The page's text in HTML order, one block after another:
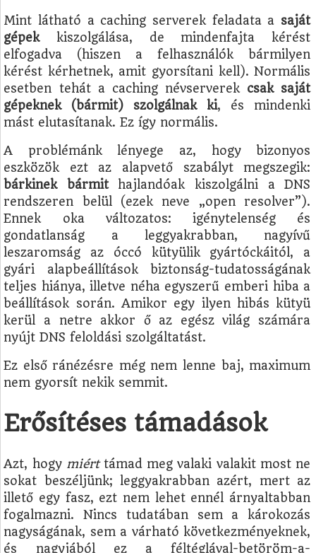
Mint látható a caching serverek feladata a saját
gépekkiszolgálása, de mindenfajta kérést
elfogadva (hiszen a felhasználók bármilyen
kérést kérhetnek, amit gyorsítani kell). Normális
esetben tehát a caching névserverek csak saját
gépeknek (bármit) szolgálnak ki, és mindenki
mást elutasítanak. Ez így normális.
A problémánk lényege az, hogy bizonyos
eszközök ezt az alapvető szabályt megszegik:
bárkinek bármithajlandóak kiszolgálni a DNS
rendszeren belül (ezek neve „open resolver”).
Ennek oka változatos: igénytelenség és
gondatlanság a leggyakrabban, nagyívű
leszaromság az óccó kütyülik gyártóckáitól, a
gyári alapbeállítások biztonság-tudatosságának
teljes hiánya, illetve néha egyszerű emberi hiba a
beállítások során. Amikor egy ilyen hibás kütyü
kerül a netre akkor ő az egész világ számára
nyújt DNS feloldási szolgáltatást.
Ez első ránézésre még nem lenne baj, maximum
nem gyorsít nekik semmit.
Erősítéses támadások
Azt, hogy miérttámad meg valaki valakit most ne
sokat beszéljünk; leggyakrabban azért, mert az
illető egy fasz, ezt nem lehet ennél árnyaltabban
fogalmazni. Nincs tudatában sem a károkozás
nagyságának, sem a várható következményeknek,
és nagyjából ez a féltéglával-betöröm-a-